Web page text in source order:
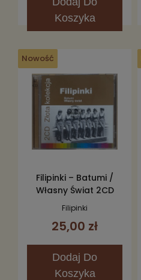
Koszyka
Nowość
Filipinki – Batumi /
Własny Świat 2CD
Filipinki
25,00 zł
Dodaj Do
Koszyka